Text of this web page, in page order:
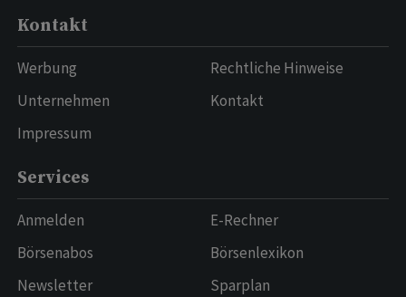
Kontakt
Werbung
Unternehmen
Impressum
Rechtliche Hinweise
Kontakt
Services
Anmelden
Börsenabos
Newsletter
E-Rechner
Börsenlexikon
Sparplan